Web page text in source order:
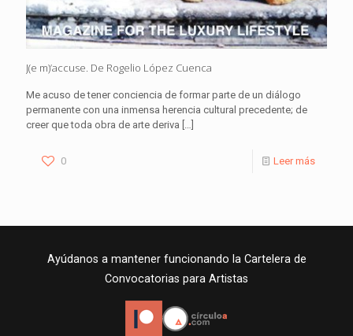
J(e m)’accuse. De Rogelio López Cuenca
Me acuso de tener conciencia de formar parte de un diálogo
permanente con una inmensa herencia cultural precedente; de
creer que toda obra de arte deriva […]
0 Leer más
Ayúdanos a mantener funcionando la Cartelera de
Convocatorias para Artistas